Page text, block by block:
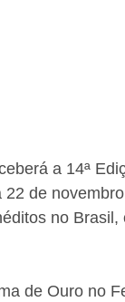
a 14ª
22 de
no
de Ouro no